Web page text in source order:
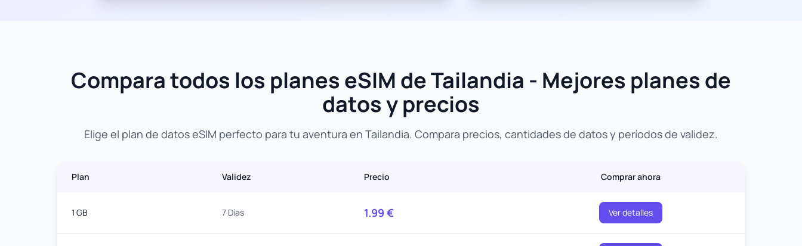
Compara todos los planes eSIM de Tailandia - Mejores planes de
datos y precios
Elige el plan de datos eSIM perfecto para tu aventura en Tailandia. Compara precios, cantidades de datos y períodos de validez.
Plan Validez Precio Comprar ahora
1 GB 7 Días 1.99 € Ver detalles